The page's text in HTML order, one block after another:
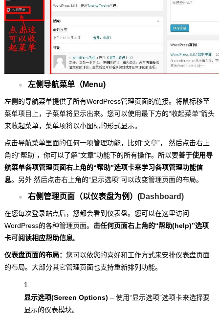
左侧导航菜单（Menu)
左侧的导航菜单提供了所有WordPress管理页面的链接。将鼠标移至
菜单项目上，子菜单将显示出来。您可以使用最下方的“收起菜单”箭头
来收起菜单，菜单项将以小图标的形式显示。
点击导航菜单里面的任何一项管理功能，比如“文章”， 然后点击右上
角的“帮助”，你可以了解“文章”功能下的所有操作。所以要善于使用导
航菜单各项管理页面右上角的“帮助”选项卡来学习各项管理功能信
息。另外 然后点击右上角的“显示选项”可以改变管理页面的布局。
右侧管理页面（以仪表盘为例）(Dashboard)
在您每次登录站点后，您都会看到仪表盘。您可以在这里访问
WordPress的各种管理页面。 击任何页面右上角的“帮助(help)”选项
卡可阅读相应帮助信息。
仪表盘页面的布局： 您可以依您的喜好和工作方式来安排仪表盘页面
的布局。大部分其它管理页面也支持重新排列功能。
显示选项(Screen Options) – 使用“显示选项”选项卡来选择要
显示的仪表模块。